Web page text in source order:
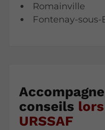
Romainville
Fontenay-sous-
conseils
URSSAF